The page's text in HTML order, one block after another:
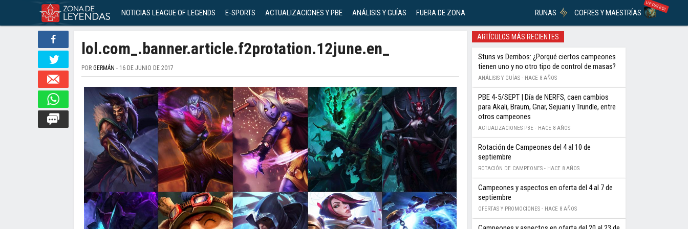
NOTICIAS LEAGUE OF LEGENDS E-SPORTS ACTUALIZACIONES Y PBE ANÁLISIS Y GUÍAS FUERA DE ZONA RUNAS COFRES Y MAESTRÍAS
UPDATED!
lol.com_.banner.article.f2protation.12june.en_
POR GERMÁN - 16 DE JUNIO DE 2017
ARTÍCULOS MÁS RECIENTES
Stuns vs Derribos: ¿Porqué ciertos campeones
tienen uno y no otro tipo de control de masas?
ANÁLISIS Y GUÍAS - HACE 8 AÑOS
PBE 4-5/SEPT | Día de NERFS, caen cambios
para Akali, Braum, Gnar, Sejuani y Trundle, entre
otros campeones
ACTUALIZACIONES PBE - HACE 8 AÑOS
Rotación de Campeones del 4 al 10 de
septiembre
ROTACIÓN DE CAMPEONES - HACE 8 AÑOS
Campeones y aspectos en oferta del 4 al 7 de
septiembre
OFERTAS Y PROMOCIONES - HACE 8 AÑOS